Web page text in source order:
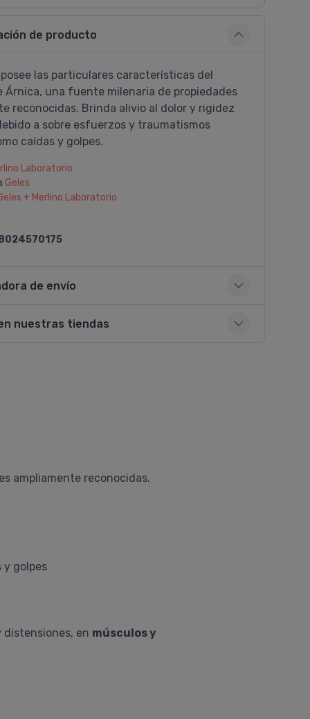
de producto
las particulares caracterí­sticas del
Árnica, una fuente milenaria de propiedades
reconocidas. Brinda alivio al dolor y rigidez
a sobre esfuerzos y traumatismos
caí­das y golpes.
Laboratorio
Geles
+ Merlino Laboratorio
de envío
nuestras tiendas
ampliamente reconocidas.
y golpes
en músculos y